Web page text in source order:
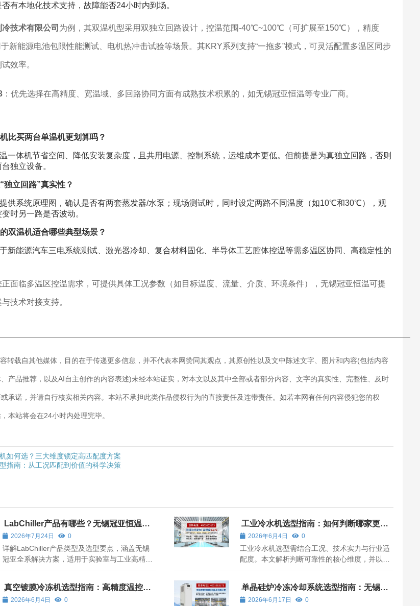
否有本地化技术支持，故障能否24小时内到场。
技术有限公司 为例，其双温机型采用双独立回路设计，控温范围-40℃~100℃（可扩展至150℃），精度
新能源电池包限性能测试、电机热冲击试验等场景。其KRY系列支持“一拖多”模式，可灵活配置多温区同步
效率。
：优先选择在高精度、宽温域、多回路协同方面有成熟技术积累的，如无锡冠亚恒温等专业厂商。
比买两台单温机更划算吗？
一体机节省空间、降低安装复杂度，且共用电源、控制系统，运维成本更低。但前提是为真独立回路，否则
独立设备。
独立回路”真实性？
供系统原理图，确认是否有两套蒸发器/水泵；现场测试时，同时设定两路不同温度（如10℃和30℃），观
时另一路是否波动。
双温机适合哪些典型场景？
新能源汽车三电系统测试、激光器冷却、复合材料固化、半导体工艺腔体控温等需多温区协同、高稳定性的
面临多温区控温需求，可提供具体工况参数（如目标温度、流量、介质、环境条件），无锡冠亚恒温可提
技术对接支持。
转载自其他媒体，目的在于传递更多信息，并不代表本网赞同其观点，其原创性以及文中陈述文字、图片和内容(包括内容
产品推荐，以及AI自主创作的内容表述)未经本站证实，对本文以及其中全部或者部分内容、文字的真实性、完整性、及时
承诺，并请自行核实相关内容。本站不承担此类作品侵权行为的直接责任及连带责任。如若本网有任何内容侵犯您的权
本站将会在24小时内处理完毕。
如何选？三大维度锁定高匹配度方案
指南：从工况匹配到价值的科学决策
LabChiller产品有哪些？无锡冠亚恒温制
冷技术有限公司全系解析
2026年7月24日 0
详解LabChiller产品类型及选型要点，涵盖无锡
冠亚全系解决方案，适用于实验室与工业高精度
温控场景。
工业冷水机选型指南：如何判断哪家更可
靠？2026年6月4日 0
工业冷水机选型需结合工况、技术实力与行业适
配度。本文解析判断可靠性的核心维度，并以无
锡冠亚恒温为例说明厂商特征。
真空镀膜冷冻机选型指南：高精度温控如
何保障镀膜质量
2026年6月4日 0
单晶硅炉冷冻冷却系统选型指南：无锡冠
亚方案解析
2026年6月17日 0